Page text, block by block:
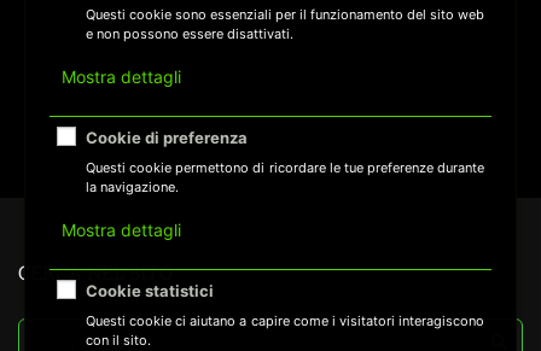
CERCA NEL SITO
Questi cookie sono essenziali per il funzionamento del sito web
e non possono essere disattivati.
Mostra dettagli
Cookie di preferenza
Questi cookie permettono di ricordare le tue preferenze durante
la navigazione.
Mostra dettagli
Cookie statistici
Questi cookie ci aiutano a capire come i visitatori interagiscono
con il sito.